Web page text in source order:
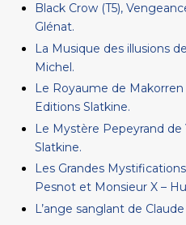
Black Crow (T5),
Glénat.
La Musique des illusions
Michel.
Le Royaume de
Editions Slatkine.
Le Mystère Pepeyrand de
Slatkine.
Les Grandes
Pesnot et Monsieur X –
L’ange sanglant de